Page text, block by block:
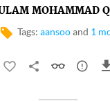
MOHAMMAD
Tags: aansooand 1